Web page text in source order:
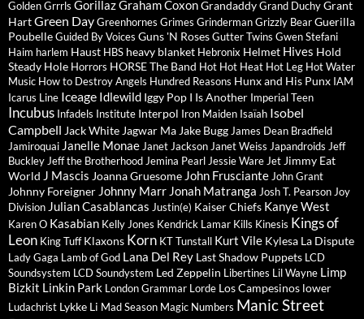
Golden Grrrls GorillazGraham CoxonGrandaddyGrand DuchyGrant
HartGreen DayGreenhornes Grimes GrindermanGrizzly BearGuerilla
PoubelleGuided By Voices Guns 'N RosesGutter Twins Gwen Stefani
Haim harlem Haust HBS heavy blanket Hebronix Helmet Hives Hold
Steady Hole Horrors HORSE The Band Hot Hot Heat Hot Leg Hot Water
Music How to Destroy Angels Hundred Reasons Hunx and His Punx IAM
Icarus Line Iceage Idlewild Iggy Pop I Is Another Imperial Teen
Incubus Infadels Institute Interpol Iron Maiden Isaïah Isobel
Campbell Jack White Jagwar Ma Jake Bugg James Dean Bradfield
Jamiroquai Janelle Monae Janet Jackson Janet Weiss Japandroids Jeff
Buckley Jeff the Brotherhood Jemina Pearl Jessie Ware Jet Jimmy Eat
World J Mascis Joanna Gruesome John Frusciante John Grant
Johnny Foreigner Johnny Marr Jonah Matranga Josh T. Pearson Joy
Division Julian Casablancas Justin(e) Kaiser Chiefs Kanye West
Karen O Kasabian Kelly Jones Kendrick Lamar Kills Kinesis Kings of
Leon King Tuff Klaxons Korn KT Tunstall Kurt Vile Kylesa La Dispute
Lady Gaga Lamb of God Lana Del Rey Last Shadow Puppets LCD
Soundsystem LCD Soundystem Led Zeppelin Libertines Lil Wayne Limp
Bizkit Linkin Park London Grammar Lorde Los Campesinos lower
Ludachrist Lykke Li Mad Season Magic Numbers Manic Street